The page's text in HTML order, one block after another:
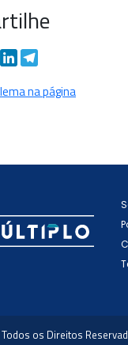
TwitterLinkedIn
na página
os Direitos